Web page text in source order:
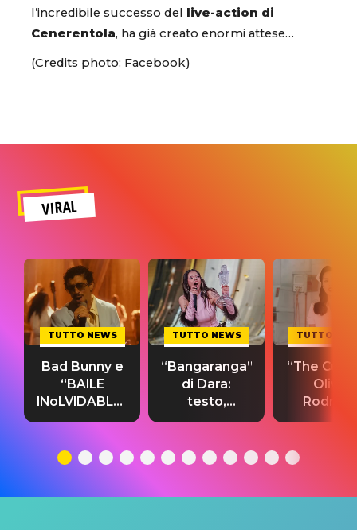
l’incredibile successo del live-action di
Cenerentola, ha già creato enormi attese…
(Credits photo: Facebook)
VIRAL
TUTTO NEWS
Bad Bunny e
“BAILE
INoLVIDABLE”:
testo,
significato
TUTTO NEWS
“Bangaranga”
di Dara:
testo,
traduzione e
del singolo
TUTTO
“The
Olivia
testo,